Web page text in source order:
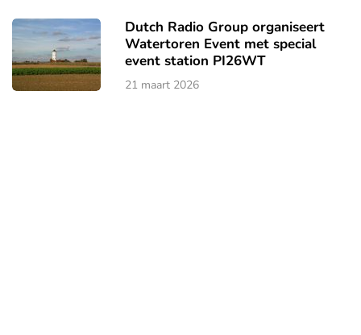
Dutch Radio Group organiseert
Watertoren Event met special
event station PI26WT
21 maart 2026